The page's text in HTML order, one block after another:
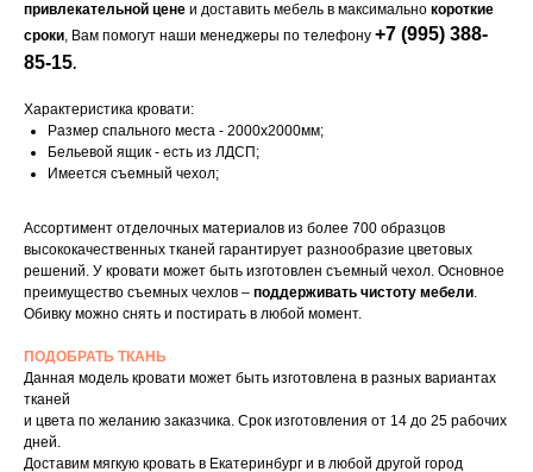
привлекательной цене и доставить мебель в максимально короткие
сроки, Вам помогут наши менеджеры по телефону +7 (995) 388-
85-15.
Характеристика кровати:
Размер спального места - 2000х2000мм;
Бельевой ящик - есть из ЛДСП;
Имеется съемный чехол;
Ассортимент отделочных материалов из более 700 образцов
высококачественных тканей гарантирует разнообразие цветовых
решений. У кровати может быть изготовлен съемный чехол. Основное
преимущество съемных чехлов – поддерживать чистоту мебели.
Обивку можно снять и постирать в любой момент.
ПОДОБРАТЬ ТКАНЬ
Данная модель кровати может быть изготовлена в разных вариантах
тканей
и цвета по желанию заказчика. Срок изготовления от 14 до 25 рабочих
дней.
Доставим мягкую кровать в Екатеринбург и в любой другой город